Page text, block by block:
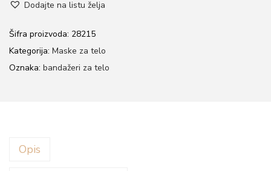
n
a
D
d
Dodajte na listu želja
Šifra proizvoda: 28215
Kategorija: Maske za telo
Oznaka: bandažeri za telo
Opis